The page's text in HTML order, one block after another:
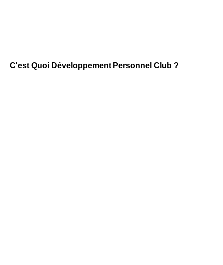
C'est Quoi Développement Personnel Club ?